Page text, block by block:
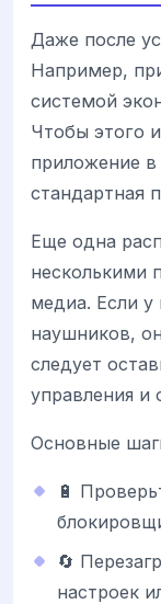
Даже после
Например,
системой
Чтобы этого
приложение в
стандартная
Еще одна
несколькими
медиа. Если у
наушников,
следует
управления и
Основные
🔋
🔄
настроек